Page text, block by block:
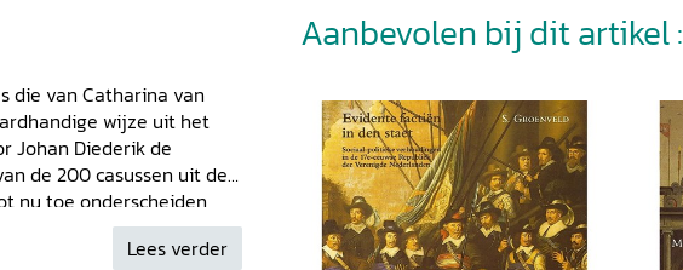
die van Catharina van
wijze uit het
Johan Diederik de
de 200 casussen uit de
nu toe onderscheiden
en 'doorgaan',
Lust, geldzucht en
Lees verder
Aanbevolen bij dit artikel :